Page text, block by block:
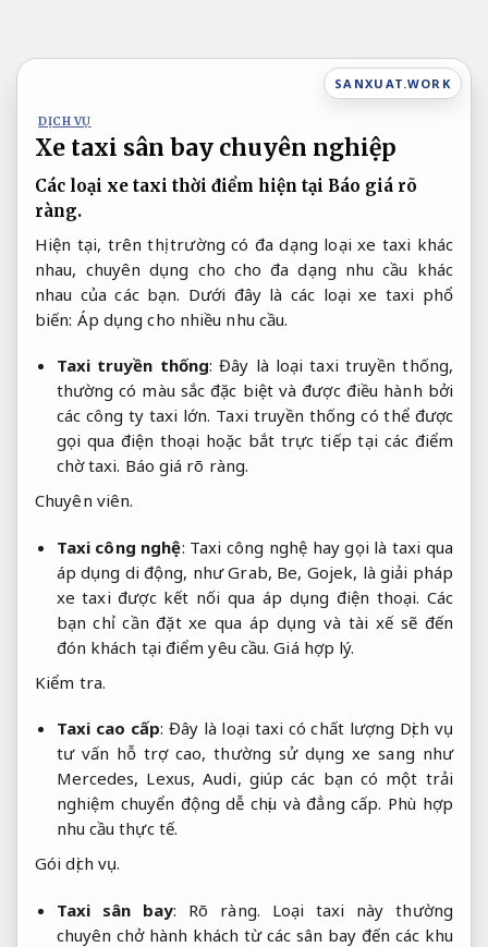
nội
SANXUAT.WORK
DỊCH VỤ
Xe taxi sân bay chuyên nghiệp
Các loại xe taxi thời điểm hiện tại Báo giá rõ
ràng.
Hiện tại, trên thị trường có đa dạng loại xe taxi khác
nhau, chuyên dụng cho cho đa dạng nhu cầu khác
nhau của các bạn. Dưới đây là các loại xe taxi phổ
biến: Áp dụng cho nhiều nhu cầu.
Taxi truyền thống: Đây là loại taxi truyền thống,
thường có màu sắc đặc biệt và được điều hành bởi
các công ty taxi lớn. Taxi truyền thống có thể được
gọi qua điện thoại hoặc bắt trực tiếp tại các điểm
chờ taxi. Báo giá rõ ràng.
Chuyên viên.
Taxi công nghệ: Taxi công nghệ hay gọi là taxi qua
áp dụng di động, như Grab, Be, Gojek, là giải pháp
xe taxi được kết nối qua áp dụng điện thoại. Các
bạn chỉ cần đặt xe qua áp dụng và tài xế sẽ đến
đón khách tại điểm yêu cầu.Giá hợp lý.
Kiểm tra.
Taxi cao cấp: Đây là loại taxi có chất lượng Dịch vụ
tư vấn hỗ trợ cao, thường sử dụng xe sang như
Mercedes, Lexus, Audi, giúp các bạn có một trải
nghiệm chuyển động dễ chịu và đẳng cấp. Phù hợp
nhu cầu thực tế.
Gói dịch vụ.
Taxi sân bay: Rõ ràng. Loại taxi này thường
chuyên chở hành khách từ các sân bay đến các khu